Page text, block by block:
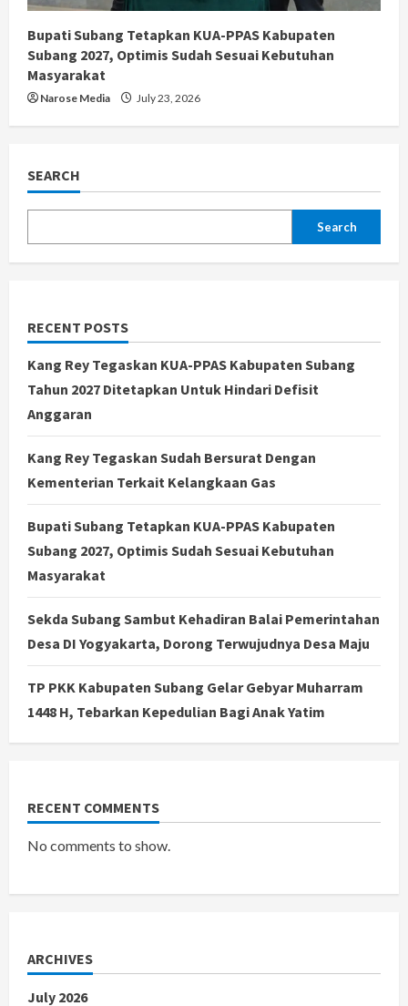
Bupati Subang Tetapkan KUA-PPAS Kabupaten
Subang 2027, Optimis Sudah Sesuai Kebutuhan
Masyarakat
Narose Media July 23, 2026
SEARCH
Search
RECENT POSTS
Kang Rey Tegaskan KUA-PPAS Kabupaten Subang
Tahun 2027 Ditetapkan Untuk Hindari Defisit
Anggaran
Kang Rey Tegaskan Sudah Bersurat Dengan
Kementerian Terkait Kelangkaan Gas
Bupati Subang Tetapkan KUA-PPAS Kabupaten
Subang 2027, Optimis Sudah Sesuai Kebutuhan
Masyarakat
Sekda Subang Sambut Kehadiran Balai Pemerintahan
Desa DI Yogyakarta, Dorong Terwujudnya Desa Maju
TP PKK Kabupaten Subang Gelar Gebyar Muharram
1448 H, Tebarkan Kepedulian Bagi Anak Yatim
RECENT COMMENTS
No comments to show.
ARCHIVES
July 2026